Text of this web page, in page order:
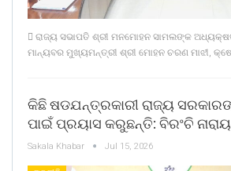
 ରାଜ୍ୟ ସଭାପତି ଶ୍ରୀ ମନମୋହନ ସାମଲଙ୍କ
ମାନ୍ୟବର ମୁଖ୍ୟମନ୍ତ୍ରୀ ଶ୍ରୀ ମୋହନ ଚରଣ ମାଝୀ,
କିଛି ଷଡଯନ୍ତ୍ରକାରୀ ରାଜ୍ୟ
ପାଇଁ ପ୍ରୟାସ କରୁଛନ୍ତି: ବିରଂଚି
Sakala Khabar Jul 15, 2026